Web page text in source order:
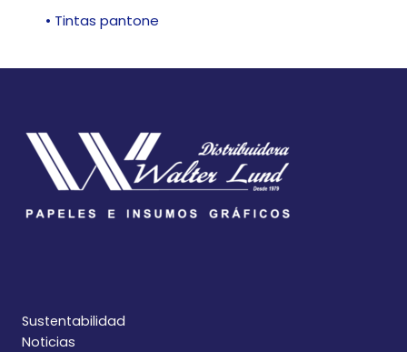
• Tintas pantone
Sustentabilidad
Noticias